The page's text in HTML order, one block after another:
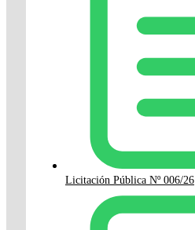
Licitación Pública Nº 006/26